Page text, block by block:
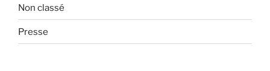
Non classé
Presse